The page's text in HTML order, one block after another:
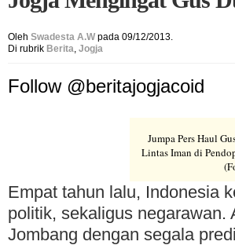
Oleh Swadesta A.W pada 09/12/2013.
Di rubrik Berita, Jogja
Follow @beritajogjacoid
Jumpa Pers Haul
Lintas Iman di
Empat tahun lalu, Indonesia
politik, sekaligus negarawan.
Jombang dengan segala